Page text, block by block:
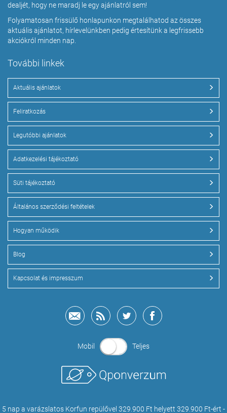
dealjét, hogy ne maradj le egy ajánlatról sem!
Folyamatosan frissülő honlapunkon megtalálhatod az összes
aktuális ajánlatot, hírlevelünkben pedig értesítünk a legfrissebb
akciókról minden nap.
További linkek
Aktuális ajánlatok
Feliratkozás
Legutóbbi ajánlatok
Adatkezelési tájékoztató
Süti tájékoztató
Általános szerződési feltételek
Hogyan működik
Blog
Kapcsolat és impresszum
Mobil Teljes
5 nap a varázslatos Korfun repülővel 329.900 Ft helyett 329.900 Ft-ért -